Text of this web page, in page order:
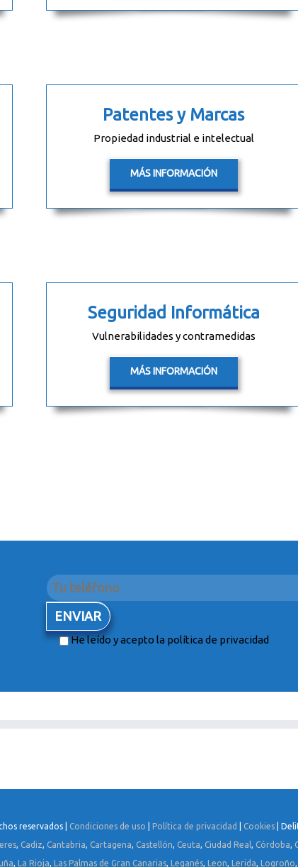
Patentes y Marcas
Propiedad industrial e intelectual
MÁS INFORMACIÓN
Seguridad Informática
Vulnerabilidades y contramedidas
MÁS INFORMACIÓN
He leído y acepto la política de privacidad
reservados | Condiciones de uso Política de privacidad Cookies |
, Cadiz, Cantabria, Cartagena, Castellón, Ceuta, Ciudad Real, Córdoba,
, La Rioja, Las Palmas de Gran Canarias, Leganés, Leon, Lerida, Logroño,